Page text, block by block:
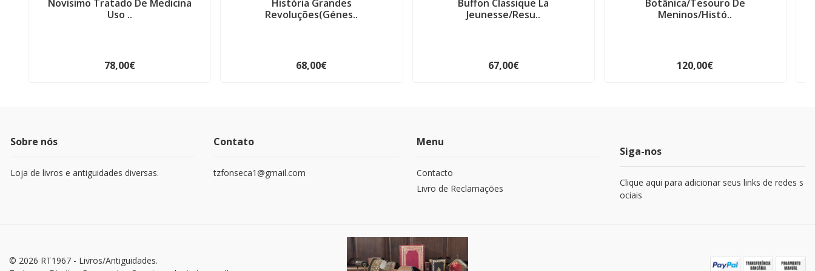
Novisimo Tratado De Medicina
Uso ..
78,00€
História Grandes
Revoluções(Génes..
68,00€
Buffon Classique La
Jeunesse/Resu..
67,00€
Botânica/Tesouro De
Meninos/Histó..
120,00€
Sobre nós
Loja de livros e antiguidades diversas.
Contato
tzfonseca1@gmail.com
Menu
Contacto
Livro de Reclamações
Siga-nos
Clique aqui para adicionar seus links de redes s
ociais
© 2026 RT1967 - Livros/Antiguidades.